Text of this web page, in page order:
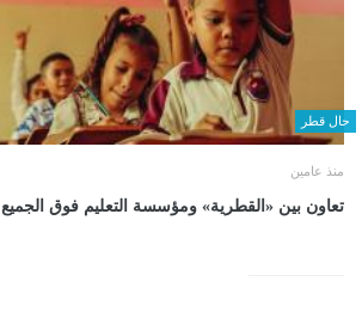
حال قطر
منذ عامين
تعاون بين «القطرية» ومؤسسة التعليم فوق الجميع